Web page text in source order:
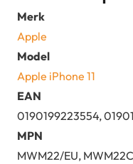
Merk
Apple
Model
Apple iPhone 11
EAN
0190199223554,
MPN
MWM22/EU,